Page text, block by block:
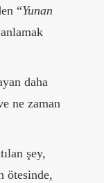
“Yunan
daha
ne zaman
şey,
ötesinde,